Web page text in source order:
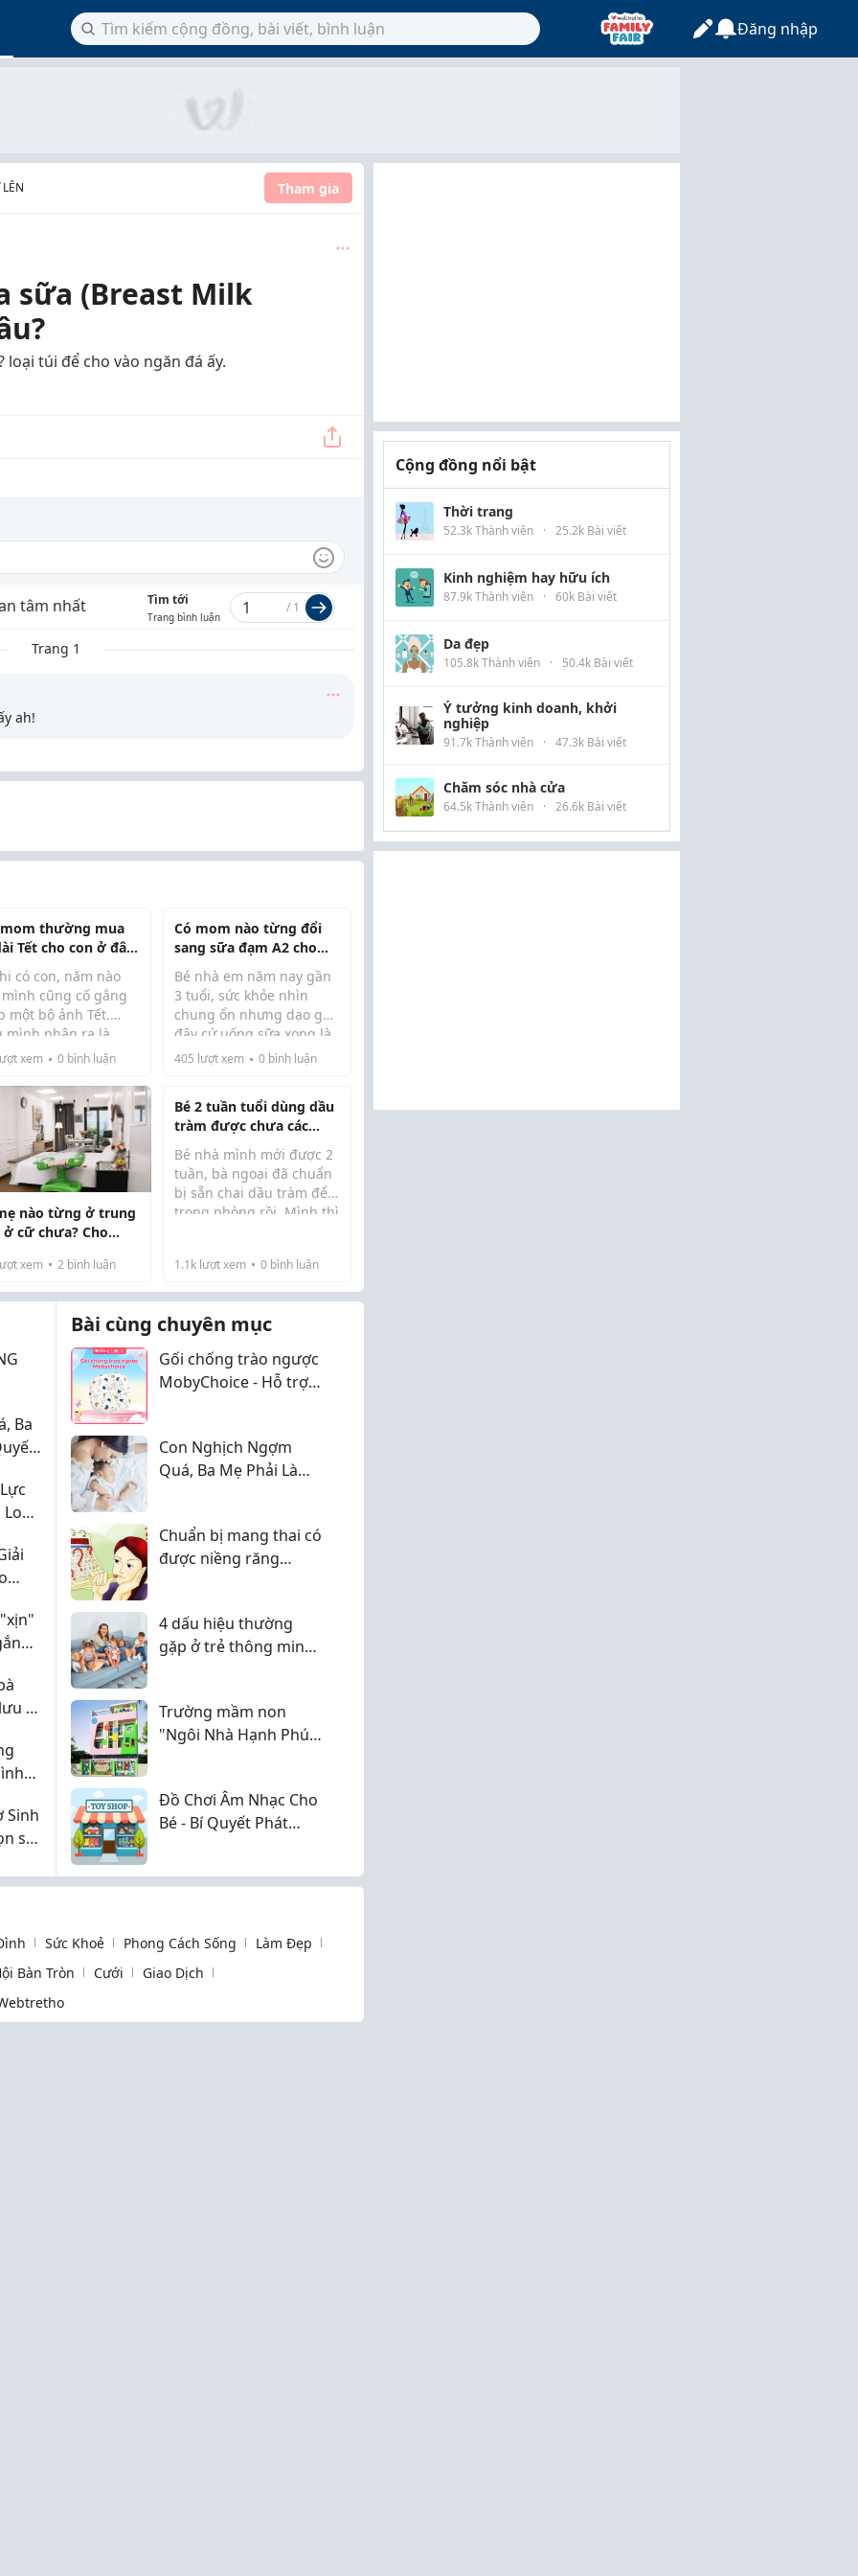
Đăng nhập
Tham gia
sữa (Breast Milk
túi để cho vào ngăn đá ấy.
tâm nhất Tìm tới
Trang bình luận
/ 1
Trang 1
ah!
mom thường mua
Tết cho con ở đâu
mà dễ mặc vậy ạ?
có con, năm nào
cũng cố gắng
một bộ ảnh Tết.
mình nhận ra là
áo dài cho trẻ nhỏ
chưa đủ, còn
dễ mặc, dễ chạy
và chất vải không ...
xem 0 bình luận
Có mom nào từng đổi
sang sữa đạm A2 cho
con chưa ạ?
Bé nhà em năm nay gần
3 tuổi, sức khỏe nhìn
chung ổn nhưng dạo gần
đây cứ uống sữa xong là
hay kêu no bụng, tối ngủ
ty thì thấy nhiều người
bảo thử tìm ...
405 lượt xem 0bình luận
nào từng ở trung
cữ chưa? Cho
xem 2 bình luận
Bé 2 tuần tuổi dùng dầu
tràm được chưa các
mom?
Bé nhà mình mới được 2
tuần, bà ngoại đã chuẩn
bị sẵn chai dầu tràm để
trong phòng rồi. Mình thì
dầu tràm có ổn không,
hay phải đợi thêm. Có chị
bạn gửi c...
1.1klượt xem 0bình luận
Ba
Lo
ý
Sinh
số
Bài cùng chuyên mục
Gối chống trào ngược
MobyChoice - Hỗ trợ
Con Nghịch Ngợm
Quá, Ba Mẹ Phải Làm
Không Cần La Hét
Chuẩn bị mang thai có
được niềng răng
4 dấu hiệu thường
gặp ở trẻ thông minh:
Trường mầm non
"Ngôi Nhà Hạnh Phúc"
Đồ Chơi Âm Nhạc Cho
Bé - Bí Quyết Phát
Sức Khoẻ Phong Cách Sống
Làm Đẹp
Bàn Tròn Cưới
Giao Dịch
Cộng đồng nổi bật
Thời trang
52.3k Thành viên · 25.2k Bài viết
Kinh nghiệm hay hữu ích
87.9k Thành viên · 60k Bài viết
Da đẹp
105.8k Thành viên · 50.4k Bài viết
Ý tưởng kinh doanh, khởi
nghiệp
91.7k Thành viên · 47.3k Bài viết
Chăm sóc nhà cửa
64.5k Thành viên · 26.6k Bài viết